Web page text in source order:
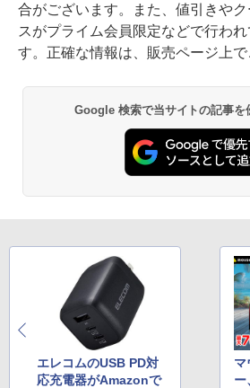
合がございます。また、値引きや
スがプライム会員限定などで行わ
す。正確な情報は、販売ページ上で
Google 検索で当サイトの記事を
エレコムのUSB PD対
応充電器がAmazonで
マ
ー